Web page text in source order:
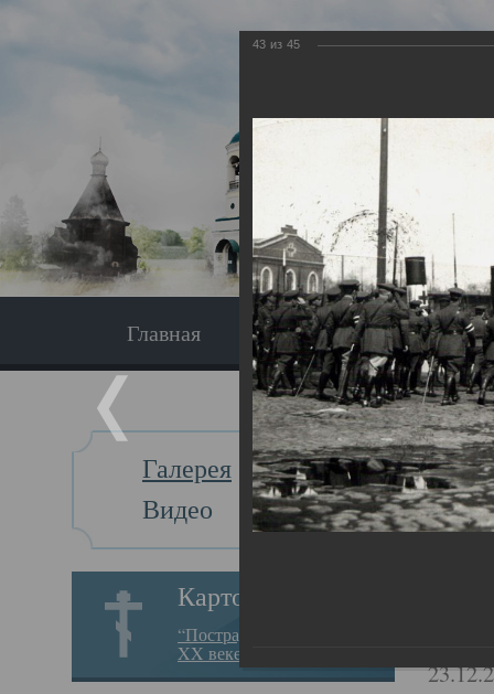
Главная Экскурсия
Галерея
Видео
Картотека
“Пострадавшие за веру в
XX веке на Севере”
Главная
43 из 45